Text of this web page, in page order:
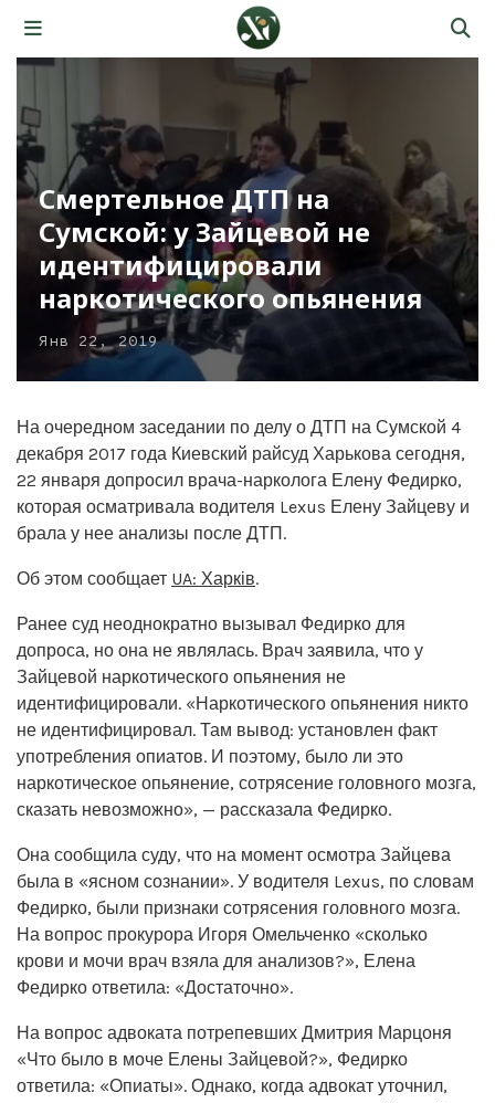
Смертельное ДТП на
Сумской: у Зайцевой не
идентифицировали
наркотического опьянения
Янв 22, 2019
На очередном заседании по делу о ДТП на Сумской 4
декабря 2017 года Киевский райсуд Харькова сегодня,
22 января допросил врача-нарколога Елену Федирко,
которая осматривала водителя Lexus Елену Зайцеву и
брала у нее анализы после ДТП.
Об этом сообщает UA: Харків.
Ранее суд неоднократно вызывал Федирко для
допроса, но она не являлась. Врач заявила, что у
Зайцевой наркотического опьянения не
идентифицировали. «Наркотического опьянения никто
не идентифицировал. Там вывод: установлен факт
употребления опиатов. И поэтому, было ли это
наркотическое опьянение, сотрясение головного мозга,
сказать невозможно», — рассказала Федирко.
Она сообщила суду, что на момент осмотра Зайцева
была в «ясном сознании». У водителя Lexus, по словам
Федирко, были признаки сотрясения головного мозга.
На вопрос прокурора Игоря Омельченко «сколько
крови и мочи врач взяла для анализов?», Елена
Федирко ответила: «Достаточно».
На вопрос адвоката потрепевших Дмитрия Марцоня
«Что было в моче Елены Зайцевой?», Федирко
ответила: «Опиаты». Однако, когда адвокат уточнил,